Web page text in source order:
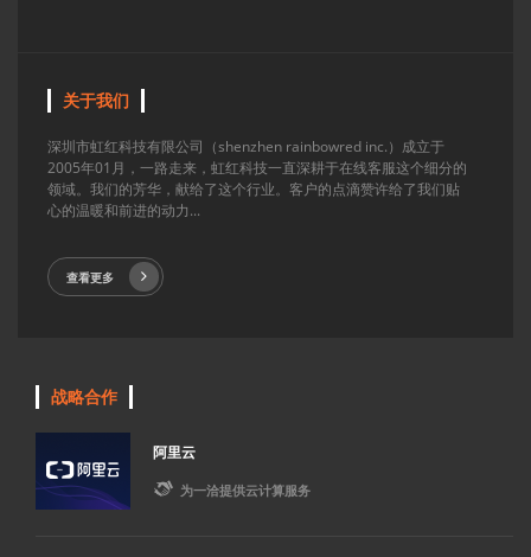
关于我们
深圳市虹红科技有限公司（shenzhen rainbowred inc.）成立于
2005年01月，一路走来，虹红科技一直深耕于在线客服这个细分的
领域。我们的芳华，献给了这个行业。客户的点滴赞许给了我们贴
心的温暖和前进的动力...
查看更多
战略合作
阿里云
 为一洽提供云计算服务